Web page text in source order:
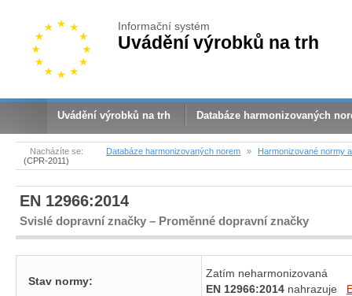
Informační systém
Uvádění výrobků na trh
Uvádění výrobků na trh Databáze harmonizovaných
Nacházíte se: Databáze harmonizovaných norem »
Harmonizované normy
(CPR-2011)
EN 12966:2014
Svislé dopravní značky – Proměnné dopravní značky
Stav normy:
Zatím neharmonizovaná
EN 12966:2014 nahrazuje